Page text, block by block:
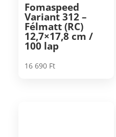
Fomaspeed
Variant 312 –
Félmatt (RC)
12,7×17,8 cm /
100 lap
16 690 Ft